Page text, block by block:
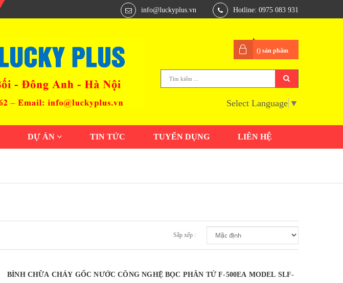
info@luckyplus.vn Hotline: 0975 083 931
() sản phẩm
Select Language ▼
DỰ ÁN TIN TỨC TUYỂN DỤNG LIÊN HỆ
Sắp xếp :
BÌNH CHỮA CHÁY GỐC NƯỚC CÔNG NGHỆ BỌC PHÂN TỬ F-500EA MODEL SLF-